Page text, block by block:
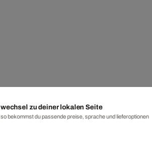
wechsel zu deiner lokalen Seite
so bekommst du passende preise, sprache und lieferoptionen